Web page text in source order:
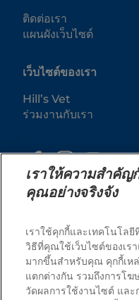
ติดต่อเรา
แผนผังเว็บไซต์
เว็บไซต์ของเรา
Hill’s Vet
ร่วมงานกับเรา
© 2025 Hill's
สงวนลิขสิทธิ์ 100%.
เราให้ความสำคั
คุณอย่างจริงจัง
เราใช้คุกกี้และเทคโนโล
วิธีที่คุณใช้เว็บไซต์ของเร
มากขึ้นสำหรับคุณ คุกกี้เห
แตกต่างกัน รวมถึงการโ
วัดผลการใช้งานไซต์ แล